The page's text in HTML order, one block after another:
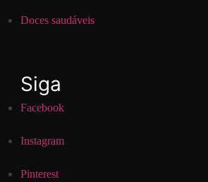
Doces saudáveis
Siga
Facebook
Instagram
Pinterest